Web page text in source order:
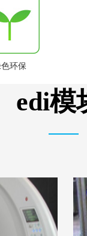
环保
edi模